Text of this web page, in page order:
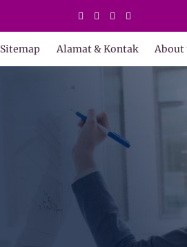
Sitemap Alamat & Kontak About